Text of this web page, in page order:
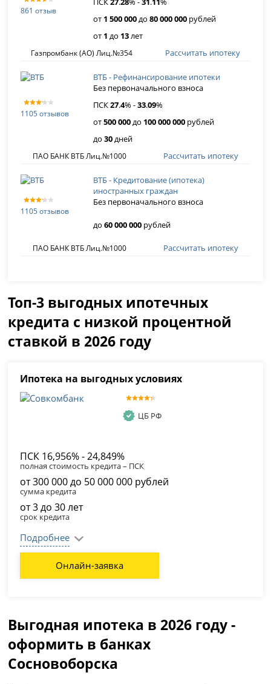
861 отзыв
от 1 500 000до80 000 000 рублей
от 1 до 13лет
Газпромбанк (АО) Лиц.№354 Рассчитать ипотеку
1105 отзывов
ВТБ - Рефинансирование ипотеки
Без первоначального взноса
ПСК27.4% -33.09%
от500 000до 100 000 000 рублей
до30дней
ПАО БАНК ВТБ Лиц.№1000 Рассчитать ипотеку
1105 отзывов
ВТБ - Кредитование (ипотека)
иностранных граждан
Без первоначального взноса
до60 000 000 рублей
ПАО БАНК ВТБ Лиц.№1000 Рассчитать ипотеку
Топ-3 выгодных ипотечных
кредита с низкой процентной
ставкой в 2026 году
Ипотека на выгодных условиях
ЦБ РФ
ПСК 16,956% - 24,849%
полная стоимость кредита – ПСК
от 300 000 до 50 000 000 рублей
сумма кредита
от 3 до 30 лет
срок кредита
Подробнее
Онлайн-заявка
Выгодная ипотека в 2026 году -
оформить в банках
Сосновоборска